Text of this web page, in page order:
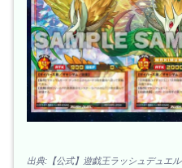
出典:【公式】遊戯王ラッシュデュエル